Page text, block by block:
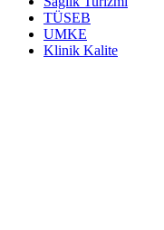
TÜSEB
UMKE
Klinik Kalite